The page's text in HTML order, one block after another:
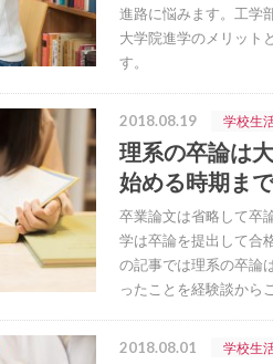
進路に悩みます。工学
大学院進学のメリット
す。
2018.08.19 学校生
理系の卒論は
始める時期ま
卒業論文は省略して卒
学は卒論を提出して合
の記事では理系の卒論
ったことを経験談から
2018.08.01 学校生